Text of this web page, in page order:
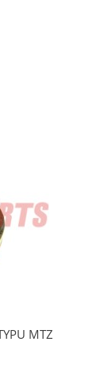
MTZ